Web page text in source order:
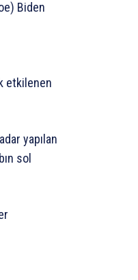
Biden
etkilenen
yapılan
sol